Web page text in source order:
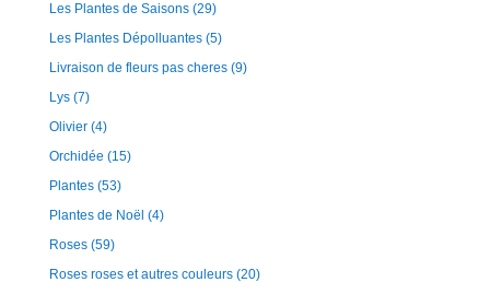
Les Plantes de Saisons (29)
Les Plantes Dépolluantes (5)
Livraison de fleurs pas cheres (9)
Lys (7)
Olivier (4)
Orchidée (15)
Plantes (53)
Plantes de Noël (4)
Roses (59)
Roses roses et autres couleurs (20)